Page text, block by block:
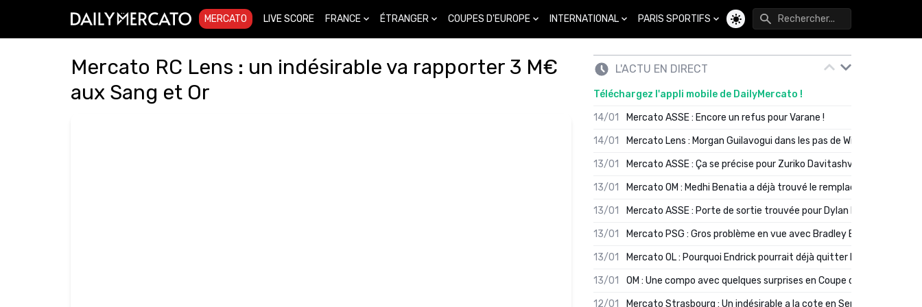
MERCATO LIVE SCORE FRANCE ÉTRANGER COUPES D'EUROPE INTERNATIONAL PARIS SPORTIFS
Changer de thème
Mercato RC Lens : un indésirable va rapporter 3 M€
aux Sang et Or
L'ACTU EN DIRECT
Téléchargez l'appli mobile de DailyMercato !
14/01
Mercato ASSE : Encore un refus pour Varane !
14/01
Mercato Lens : Morgan Guilavogui dans les pas de Will Still ?
13/01
Mercato ASSE : Ça se précise pour Zuriko Davitashvili
13/01
Mercato OM : Medhi Benatia a déjà trouvé le remplaçant de Robinio
13/01
Mercato ASSE : Porte de sortie trouvée pour Dylan Batubinsika
13/01
Mercato PSG : Gros problème en vue avec Bradley Barcola ?
13/01
Mercato OL : Pourquoi Endrick pourrait déjà quitter Lyon en janvier
13/01
OM : Une compo avec quelques surprises en Coupe de France
12/01
Mercato Strasbourg : Un indésirable a la cote en Serie A